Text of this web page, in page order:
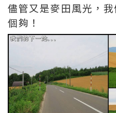
儘管又是麥田風光，
個夠！